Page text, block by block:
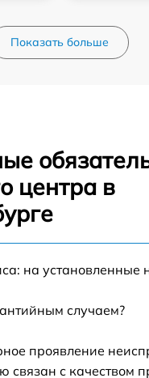
Показать больше
центра в
на установленные
случаем?
проявление
связан с качеством